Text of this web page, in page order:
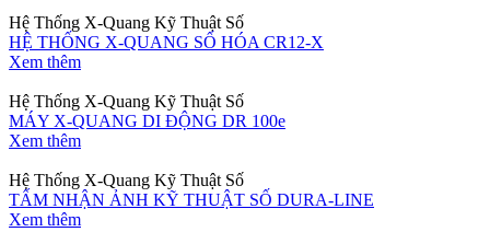
Hệ Thống X-Quang Kỹ Thuật Số
HỆ THỐNG X-QUANG SỐ HÓA CR12-X
Xem thêm
Hệ Thống X-Quang Kỹ Thuật Số
MÁY X-QUANG DI ĐỘNG DR 100e
Xem thêm
Hệ Thống X-Quang Kỹ Thuật Số
TẤM NHẬN ẢNH KỸ THUẬT SỐ DURA-LINE
Xem thêm